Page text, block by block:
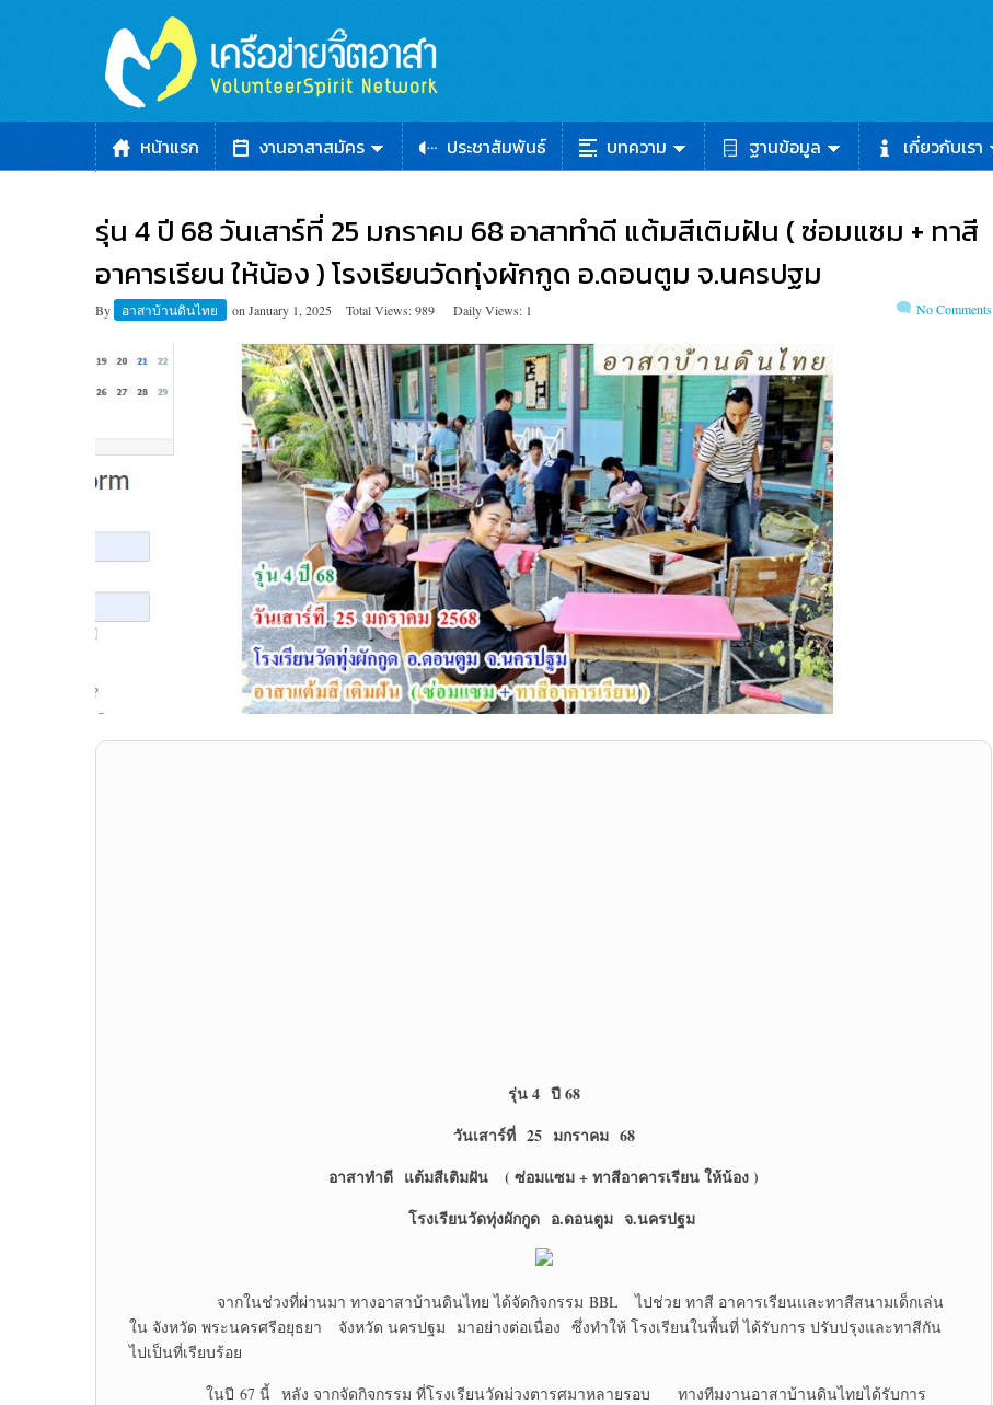
หน้าแรก งานอาสาสมัคร ประชาสัมพันธ์ บทความ ฐานข้อมูล เกี่ยวกับเรา
รุ่น 4 ปี 68 วันเสาร์ที่ 25 มกราคม 68 อาสาทำดี แต้มสีเติมฝัน ( ซ่อมแซม + ทาสี
อาคารเรียน ให้น้อง ) โรงเรียนวัดทุ่งผักกูด อ.ดอนตูม จ.นครปฐม
By อาสาบ้านดินไทย on January 1, 2025 Total Views: 989 Daily Views: 1 No Comments
รุ่น 4 ปี 68
วันเสาร์ที่ 25 มกราคม 68
อาสาทำดี แต้มสีเติมฝัน ( ซ่อมแซม + ทาสีอาคารเรียน ให้น้อง )
โรงเรียนวัดทุ่งผักกูด อ.ดอนตูม จ.นครปฐม
จากในช่วงที่ผ่านมา ทางอาสาบ้านดินไทย ได้จัดกิจกรรม BBL ไปช่วย ทาสี อาคารเรียนและทาสีสนามเด็กเล่น
ใน จังหวัด พระนครศรีอยุธยา จังหวัด นครปฐม มาอย่างต่อเนื่อง ซึ่งทำให้ โรงเรียนในพื้นที่ ได้รับการ ปรับปรุงและทาสีกัน
ไปเป็นที่เรียบร้อย
ในปี 67 นี้ หลัง จากจัดกิจกรรม ที่โรงเรียนวัดม่วงตารศมาหลายรอบ ทางทีมงานอาสาบ้านดินไทยได้รับการ